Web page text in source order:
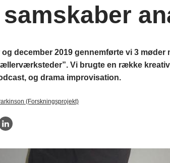
og december 2019 gennemførte vi 3
Vi brugte en række
og drama improvisation.
(Forskningsprojekt)